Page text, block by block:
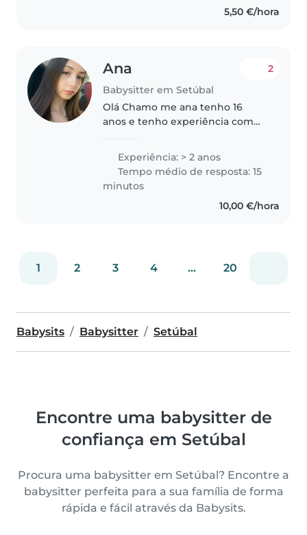
5,50 €/hora
Ana
Babysitter em Setúbal
2
Olá Chamo me ana tenho 16
anos e tenho experiência com
irmão e estou na babysits para
tentar ajudar as crianças e fazer
algum dinheiro a parte para me..
Experiência: > 2 anos
Tempo médio de resposta: 15
minutos
10,00 €/hora
1 2 3 4 ... 20
Babysits Babysitter Setúbal
Encontre uma babysitter de
confiança em Setúbal
Procura uma babysitter em Setúbal? Encontre a
babysitter perfeita para a sua família de forma
rápida e fácil através da Babysits.